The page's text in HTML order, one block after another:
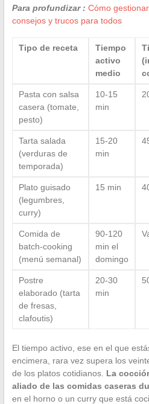
Para profundizar : Cómo
consejos y trucos para todos
Tipo de receta
Tiempo
activo
medio
Pasta con salsa
casera (tomate,
pesto)
10-15
min
Tarta salada
(verduras de
temporada)
15-20
min
Plato guisado
(legumbres,
curry)
15 min
Comida de
batch-cooking
(menú semanal)
90-120
min el
domingo
Postre
elaborado (tarta
de fresas,
clafoutis)
20-30
min
El tiempo activo, ese en el que
encimera, rara vez supera los
de los platos cotidianos. La
aliado de las comidas caseras
en el horno o un curry que está